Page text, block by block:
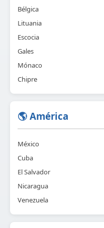
Bélgica
Lituania
Escocia
Gales
Mónaco
Chipre
🌎 América
México
Cuba
El Salvador
Nicaragua
Venezuela